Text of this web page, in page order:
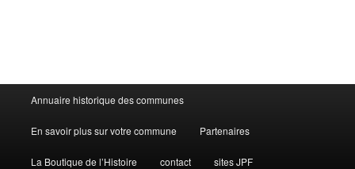
Menu
principal
Annuaire historique des communes
En savoir plus sur votre commune Partenaires
La Boutique de l’Histoire contact sites JPF